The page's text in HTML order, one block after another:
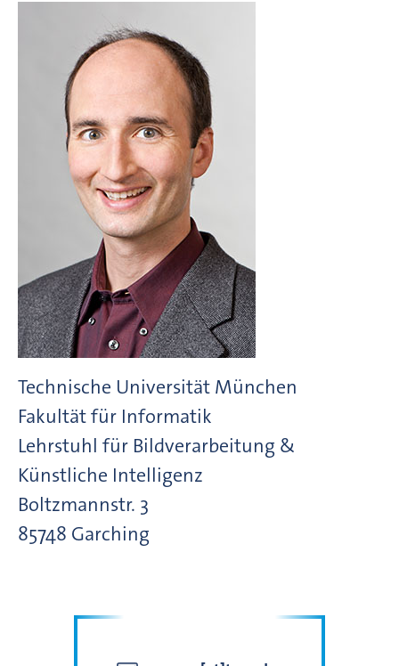
Technische Universität München
Fakultät für Informatik
Lehrstuhl für Bildverarbeitung &
Künstliche Intelligenz
Boltzmannstr. 3
85748 Garching